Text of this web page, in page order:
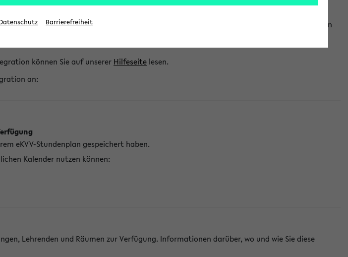
in eine Vielzahl von Kalenderanwendungen einzubinden. Auf diese Weise können Sie einen
können Sie auf unserer Hilfeseite lesen.
an:
eKVV-Stundenplan gespeichert haben.
Kalender nutzen können:
Lehrenden und Räumen zur Verfügung. Informationen darüber, wo und wie Sie diese
Barrierefreiheit